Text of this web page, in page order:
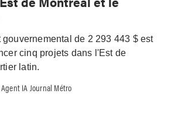
de 2 293 443 $ est
cinq projets dans l'Est de
latin.
Agent IA Journal Métro